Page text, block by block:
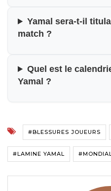
Yamal sera-t-il
match ?
Quel est le
Yamal ?
#BLESSURES JOUEURS
#LAMINE YAMAL